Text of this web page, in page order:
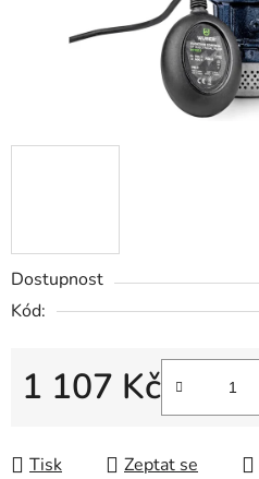
Dostupnost
Kód:
1 107 Kč
Tisk Zeptat se